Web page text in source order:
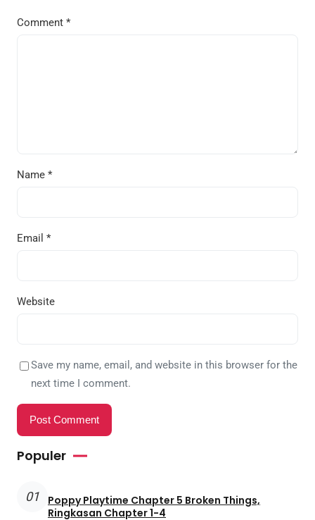
Comment *
Name *
Email *
Website
Save my name, email, and website in this browser for the
next time I comment.
Populer
01
Poppy Playtime Chapter 5 Broken Things,
Ringkasan Chapter 1-4